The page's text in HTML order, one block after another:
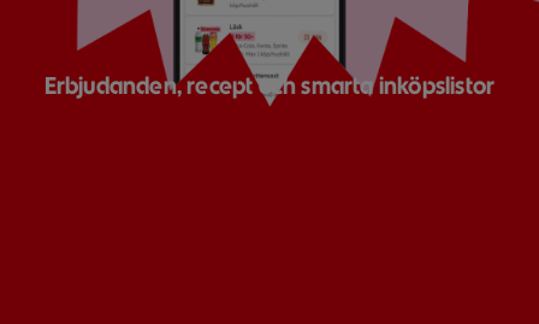
Erbjudanden, recept och smarta inköpslistor